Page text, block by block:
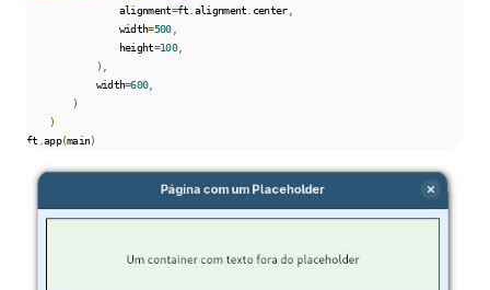
                alignment
=ft alignment center,
                width
=500,
                height
=100,
),
            width
=600,
)
)
ft app(main)